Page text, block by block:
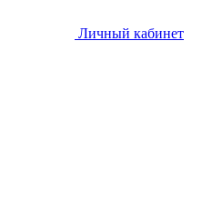
Личный кабинет